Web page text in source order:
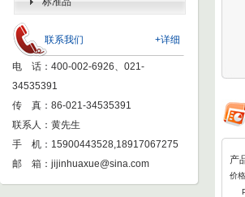
+详细
联系我们
电 话：400-002-6926、021-
34535391
传 真：86-021-34535391
联系人：黄先生
手 机：15900443528,18917067275
邮 箱： jijinhuaxue@sina.com 产
价